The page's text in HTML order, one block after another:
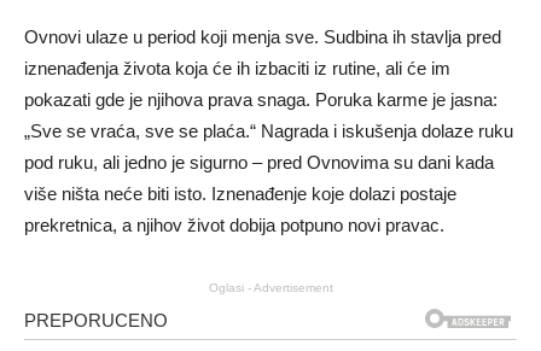
Ovnovi ulaze u period koji menja sve. Sudbina ih stavlja pred
iznenađenja života koja će ih izbaciti iz rutine, ali će im
pokazati gde je njihova prava snaga. Poruka karme je jasna:
„Sve se vraća, sve se plaća.“ Nagrada i iskušenja dolaze ruku
pod ruku, ali jedno je sigurno – pred Ovnovima su dani kada
više ništa neće biti isto. Iznenađenje koje dolazi postaje
prekretnica, a njihov život dobija potpuno novi pravac.
Oglasi - Advertisement